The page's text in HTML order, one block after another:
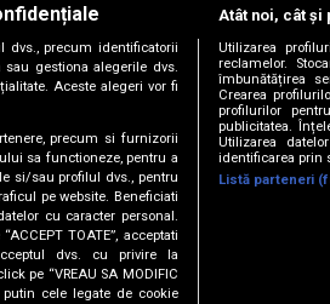
Copyright © 2026 /
|Termeni și condiții |Politica de
Urmărește-
dvs., precum identificatorii
sau gestiona alegerile dvs.
Aceste alegeri vor fi
precum si furnizorii
sa functioneze, pentru a
si/sau profilul dvs., pentru
pe website. Beneficiati
cu caracter personal.
TOATE”, acceptati
dvs. cu privire la
pe “VREAU SA MODIFIC
putin cele legate de cookie
Atât noi, cât
Utilizarea
reclamelor.
îmbunătățirea
Crearea
profilurilor
publicitatea.
Utilizarea
identificarea prin
Listă parteneri